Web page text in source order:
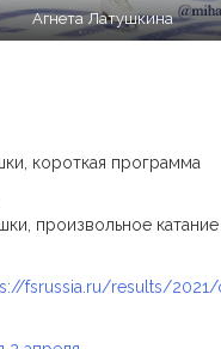
Агнета Латушкина
короткая программа
произвольное катание
fsrussia.ru/results/2021/